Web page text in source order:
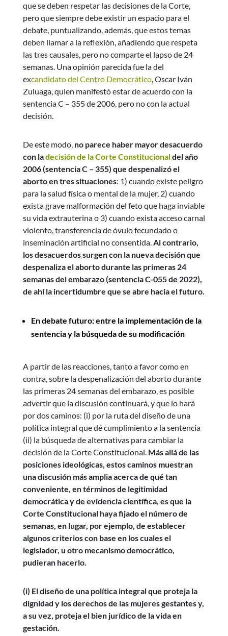
que se deben respetar las decisiones de la Corte,
pero que siempre debe existir un espacio para el
debate, puntualizando, además, que estos temas
deben llamar a la reflexión, añadiendo que respeta
las tres causales, pero no comparte el lapso de 24
semanas. Una opinión parecida fue la del
excandidato del Centro Democrático, Oscar Iván
Zuluaga, quien manifestó estar de acuerdo con la
sentencia C – 355 de 2006, pero no con la actual
decisión.
De este modo, no parece haber mayor desacuerdo
con ladecisión de la Corte Constitucionaldel año
2006 (sentencia C – 355) que despenalizó el
aborto en tres situaciones: 1) cuando existe peligro
para la salud física o mental de la mujer, 2) cuando
exista grave malformación del feto que haga inviable
su vida extrauterina o 3) cuando exista acceso carnal
violento, transferencia de óvulo fecundado o
inseminación artificial no consentida.Al contrario,
los desacuerdos surgen con la nueva decisión que
despenaliza el aborto durante las primeras 24
semanas del embarazo (sentencia C-055 de 2022),
de ahí la incertidumbre que se abre hacia el futuro.
En debate futuro: entre la implementación de la
sentencia y la búsqueda de su modificación
A partir de las reacciones, tanto a favor como en
contra, sobre la despenalización del aborto durante
las primeras 24 semanas del embarazo, es posible
advertir que la discusión continuará, y que lo hará
por dos caminos: (i) por la ruta del diseño de una
política integral que dé cumplimiento a la sentencia
(ii) la búsqueda de alternativas para cambiar la
decisión de la Corte Constitucional. Más allá de las
posiciones ideológicas, estos caminos muestran
una discusión más amplia acerca de qué tan
conveniente, en términos de legitimidad
democrática y de evidencia científica, es que la
Corte Constitucional haya fijado el número de
semanas, en lugar, por ejemplo, de establecer
algunos criterios con base en los cuales el
legislador, u otro mecanismo democrático,
pudieran hacerlo.
(i) El diseño de una política integral que proteja la
dignidad y los derechos de las mujeres gestantes y,
a su vez, proteja el bien jurídico de la vida en
gestación.